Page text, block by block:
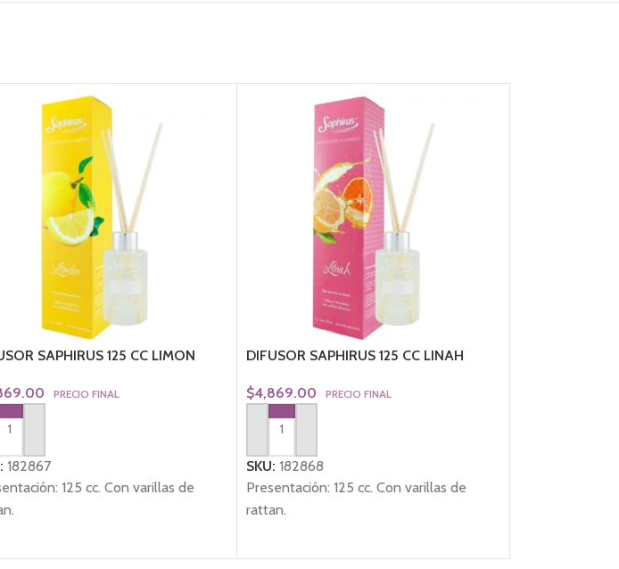
SAPHIRUS 125 CC LIMON
PRECIO FINAL
AL CARRITO
182867
125 cc. Con varillas de
DIFUSOR SAPHIRUS 125 CC LINAH
$4,869.00 PRECIO FINAL
AGREGAR AL CARRITO
SKU: 182868
Presentación: 125 cc. Con varillas de
rattan.